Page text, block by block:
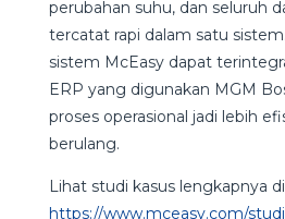
perubahan suhu, dan seluruh
tercatat rapi dalam satu
sistem McEasy dapat
ERP yang digunakan MGM
proses operasional jadi lebih
berulang.
Lihat studi kasus lengkapnya di
https://www.mceasy.com/